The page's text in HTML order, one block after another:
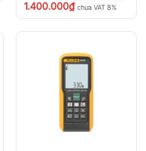
1.400.000₫ chưa VAT 8%